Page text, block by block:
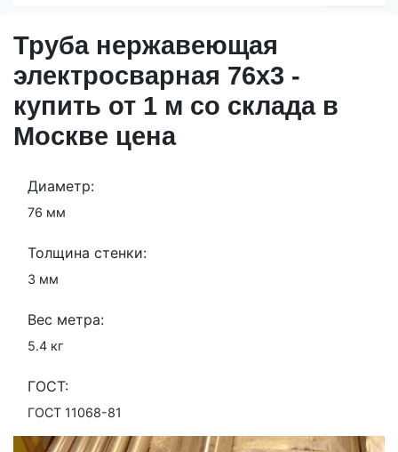
Труба нержавеющая
электросварная 76х3 -
купить от 1 м со склада в
Москве цена
Диаметр:
76 мм
Толщина стенки:
3 мм
Вес метра:
5.4 кг
ГОСТ:
ГОСТ 11068-81